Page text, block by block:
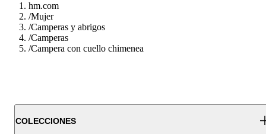
hm.com
/Mujer
/Camperas y abrigos
/Camperas
/Campera con cuello chimenea
COLECCIONES